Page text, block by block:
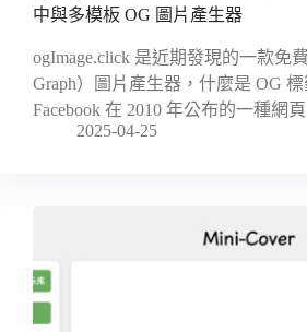
中與多模板 OG 圖片產生器
ogImage.click 是近期發現的一款免
Graph）圖片產生器，什麼是 OG
Facebook 在 2010 年公布的一種網
2025-04-25